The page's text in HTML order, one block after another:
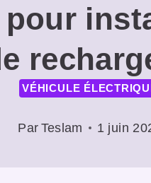
VÉHICULE
Par Teslam 1 juin